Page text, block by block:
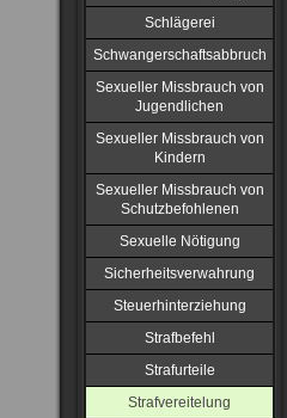
Schlägerei
Schwangerschaftsabbruch
Sexueller Missbrauch von
Jugendlichen
Sexueller Missbrauch von
Kindern
Sexueller Missbrauch von
Schutzbefohlenen
Sexuelle Nötigung
Sicherheitsverwahrung
Steuerhinterziehung
Strafbefehl
Strafurteile
Strafvereitelung